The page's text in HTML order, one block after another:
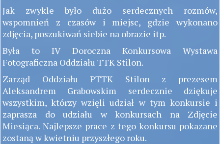
Jak zwykle było dużo serdecznych rozmów,
wspomnień z czasów i miejsc, gdzie wykonano
zdjęcia, poszukiwań siebie na obrazie itp.
Była to IV Doroczna Konkursowa Wystawa
Fotograficzna Oddziału TTK Stilon.
Zarząd Oddziału PTTK Stilon z prezesem
Aleksandrem Grabowskim serdecznie dziękuje
wszystkim, którzy wzięli udział w tym konkursie i
zaprasza do udziału w konkursach na Zdjęcie
Miesiąca. Najlepsze prace z tego konkursu pokazane
zostaną w kwietniu przyszłego roku.